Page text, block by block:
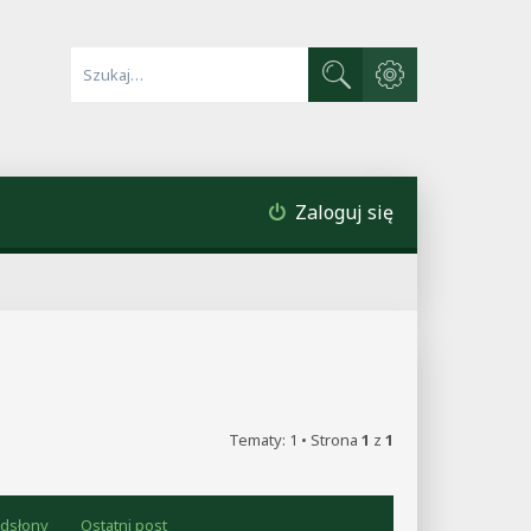
Szukaj
Wyszukiwanie
Zaloguj się
Tematy: 1 • Strona 1 z 1
Ostatni post